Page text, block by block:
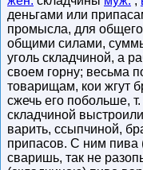
деньгами или
промысла, для
общими силами,
уголь складчиной, а
своем горну; весьма
товарищам, кои жгут
сжечь его побольше,
складчиной
варить, ссыпчиной,
припасов. С ним пива
сваришь, так не